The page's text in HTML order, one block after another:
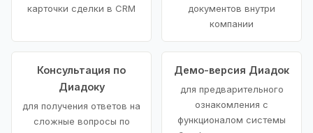
карточки сделки в CRM
документов внутри
компании
Консультация по
Диадоку
для получения ответов на
сложные вопросы по
Демо-версия Диадок
для предварительного
ознакомления с
функционалом системы